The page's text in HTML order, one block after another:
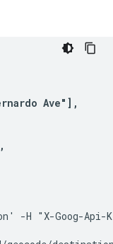
Ave"],
-H "X-Goog-Api-